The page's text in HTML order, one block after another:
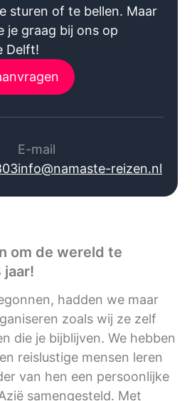
sturen of te bellen. Maar
je graag bij ons op
Delft!
E-mail
info@namaste-reizen.nl
om de wereld te
jaar!
hadden we maar
zoals wij ze zelf
die je bijblijven. We hebben
reislustige mensen leren
van hen een persoonlijke
samengesteld. Met